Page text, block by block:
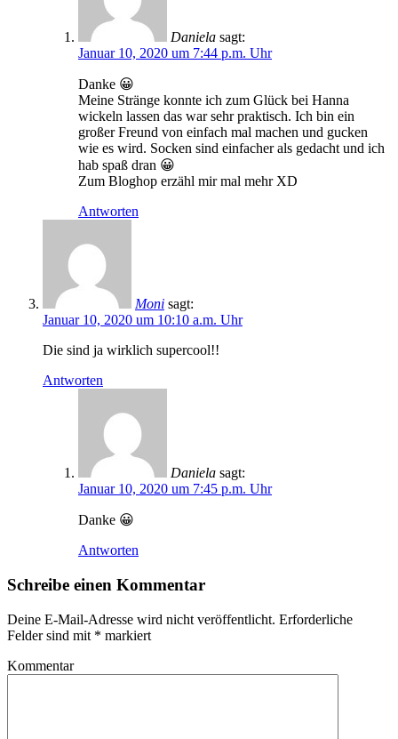
Daniela sagt:
Januar 10, 2020 um 7:44 p.m. Uhr
Danke 😀
Meine Stränge konnte ich zum Glück bei Hanna
wickeln lassen das war sehr praktisch. Ich bin ein
großer Freund von einfach mal machen und gucken
wie es wird. Socken sind einfacher als gedacht und ich
hab spaß dran 😀
Zum Bloghop erzähl mir mal mehr XD
Antworten
Moni sagt:
Januar 10, 2020 um 10:10 a.m. Uhr
Die sind ja wirklich supercool!!
Antworten
Daniela sagt:
Januar 10, 2020 um 7:45 p.m. Uhr
Danke 😀
Antworten
Schreibe einen Kommentar
Deine E-Mail-Adresse wird nicht veröffentlicht. Erforderliche
Felder sind mit * markiert
Kommentar